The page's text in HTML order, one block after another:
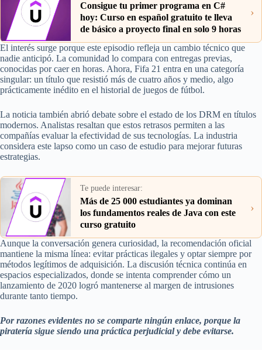
Consigue tu primer programa en C#
hoy: Curso en español gratuito te lleva
de básico a proyecto final en solo 9 horas
›
El interés surge porque este episodio refleja un cambio técnico que
nadie anticipó. La comunidad lo compara con entregas previas,
conocidas por caer en horas. Ahora, Fifa 21 entra en una categoría
singular: un título que resistió más de cuatro años y medio, algo
prácticamente inédito en el historial de juegos de fútbol.
La noticia también abrió debate sobre el estado de los DRM en títulos
modernos. Analistas resaltan que estos retrasos permiten a las
compañías evaluar la efectividad de sus tecnologías. La industria
considera este lapso como un caso de estudio para mejorar futuras
estrategias.
Te puede interesar:
Más de 25 000 estudiantes ya dominan
los fundamentos reales de Java con este
curso gratuito
›
Aunque la conversación genera curiosidad, la recomendación oficial
mantiene la misma línea: evitar prácticas ilegales y optar siempre por
métodos legítimos de adquisición. La discusión técnica continúa en
espacios especializados, donde se intenta comprender cómo un
lanzamiento de 2020 logró mantenerse al margen de intrusiones
durante tanto tiempo.
Por razones evidentes no se comparte ningún enlace, porque la
piratería sigue siendo una práctica perjudicial y debe evitarse.